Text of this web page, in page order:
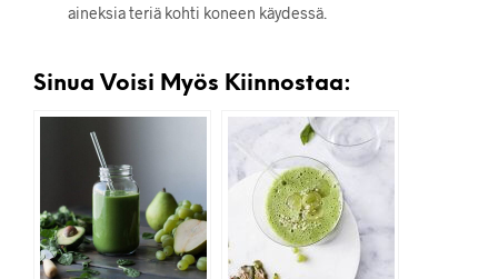
aineksia teriä kohti koneen käydessä.
Sinua Voisi Myös Kiinnostaa: